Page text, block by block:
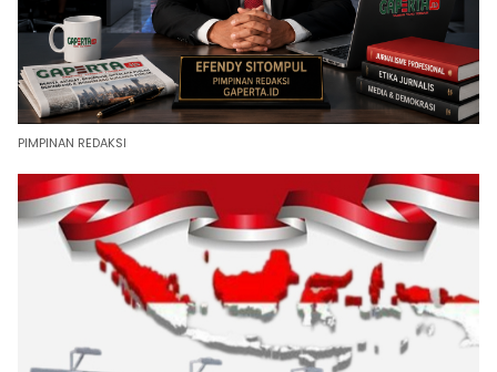
PIMPINAN REDAKSI